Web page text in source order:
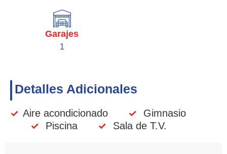
Garajes
1
Detalles Adicionales
✓ Aire acondicionado ✓ Gimnasio
✓ Piscina ✓ Sala de T.V.